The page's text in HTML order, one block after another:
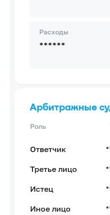
Расходы
******
Арбитражные
Роль
Ответчик
Третье лицо
Истец
Иное лицо